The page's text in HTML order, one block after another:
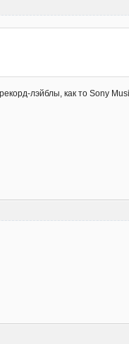
лэйблы, как то Sony